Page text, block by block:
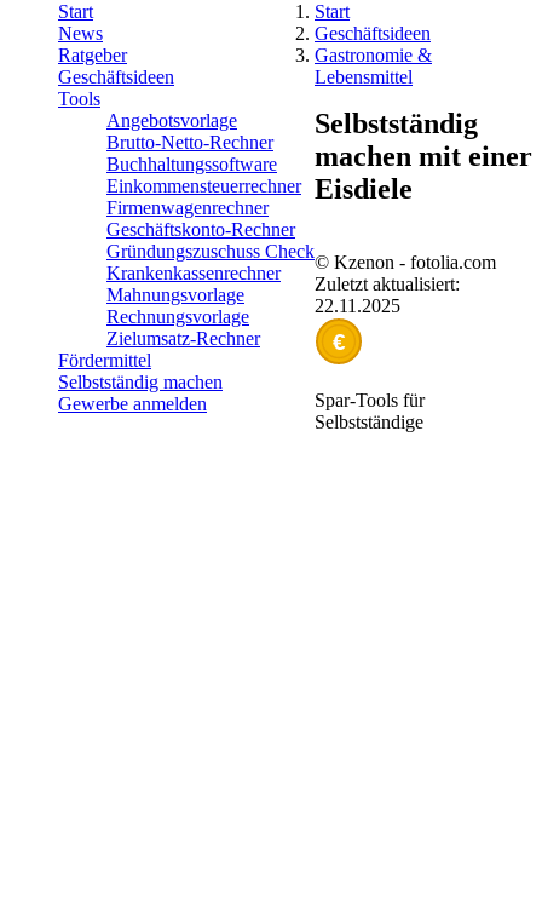
Start
News
Ratgeber
Geschäftsideen
Tools
Angebotsvorlage
Brutto-Netto-Rechner
Buchhaltungssoftware
Einkommensteuerrechner
Firmenwagenrechner
Geschäftskonto-Rechner
Gründungszuschuss Check
Krankenkassenrechner
Mahnungsvorlage
Rechnungsvorlage
Zielumsatz-Rechner
Fördermittel
Selbstständig machen
Gewerbe anmelden
Start
Geschäftsideen
Gastronomie &
Lebensmittel
Selbstständig
machen mit einer
Eisdiele
© Kzenon - fotolia.com
Zuletzt aktualisiert:
22.11.2025
€
Spar-Tools für
Selbstständige